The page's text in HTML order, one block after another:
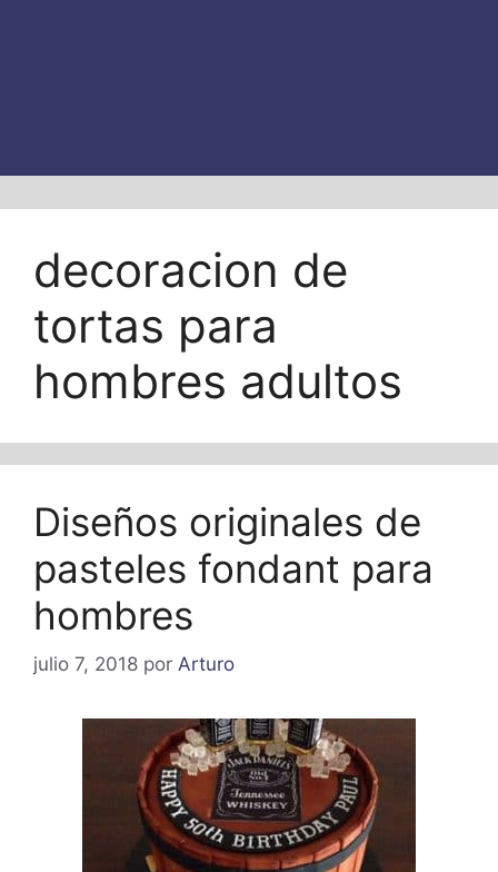
decoracion de
tortas para
hombres adultos
Diseños originales de
pasteles fondant para
hombres
julio 7, 2018 por Arturo